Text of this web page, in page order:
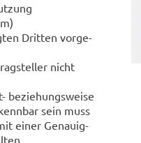
Drit­ten vor­ge­
nicht
be­zie­hungs­wei­se
sein muss
einer Ge­nau­ig­